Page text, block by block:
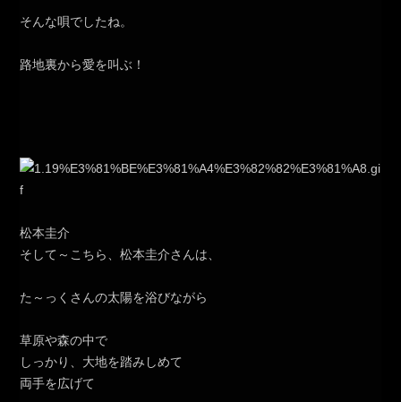
そんな唄でしたね。
路地裏から愛を叫ぶ！
松本圭介
そして～こちら、松本圭介さんは、
た～っくさんの太陽を浴びながら
草原や森の中で
しっかり、大地を踏みしめて
両手を広げて